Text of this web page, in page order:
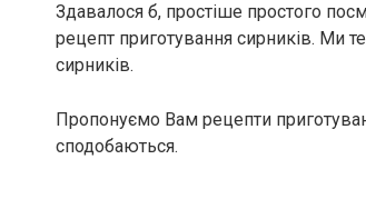
Здавалося б, простіше простого
рецепт приготування сирників. Ми
сирників.
Пропонуємо Вам рецепти
сподобаються.